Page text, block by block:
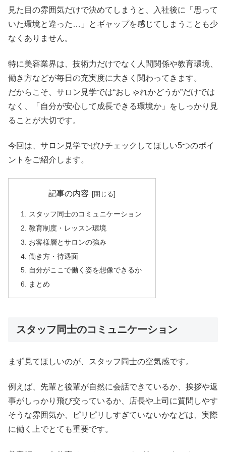
見た目の雰囲気だけで決めてしまうと、入社後に「思って
いた環境と違った…」とギャップを感じてしまうことも少
なくありません。
特に美容業界は、技術力だけでなく人間関係や教育環境、
働き方などが毎日の充実度に大きく関わってきます。
だからこそ、サロン見学では“おしゃれかどうか”だけでは
なく、「自分が安心して成長できる環境か」をしっかり見
ることが大切です。
今回は、サロン見学でぜひチェックしてほしい5つのポイ
ントをご紹介します。
記事の内容
スタッフ同士のコミュニケーション
教育制度・レッスン環境
お客様層とサロンの強み
働き方・待遇面
自分がここで働く姿を想像できるか
まとめ
スタッフ同士のコミュニケーション
まず見てほしいのが、スタッフ同士の空気感です。
例えば、先輩と後輩が自然に会話できているか、挨拶や返
事がしっかり飛び交っているか、店長や上司に質問しやす
そうな雰囲気か、ピリピリしすぎていないかなどは、実際
に働く上でとても重要です。